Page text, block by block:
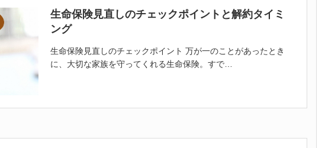
生命保険見直しのチェックポイントと解約タイミ
ング
生命保険見直しのチェックポイント 万が一のことがあったとき
に
、大切な家族を守ってくれる生命保険。すで…